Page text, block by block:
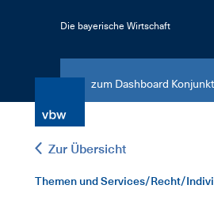
Die bayerische Wirtschaft
zum Dashboard
Zur Übersicht
Themen und Services/Recht/